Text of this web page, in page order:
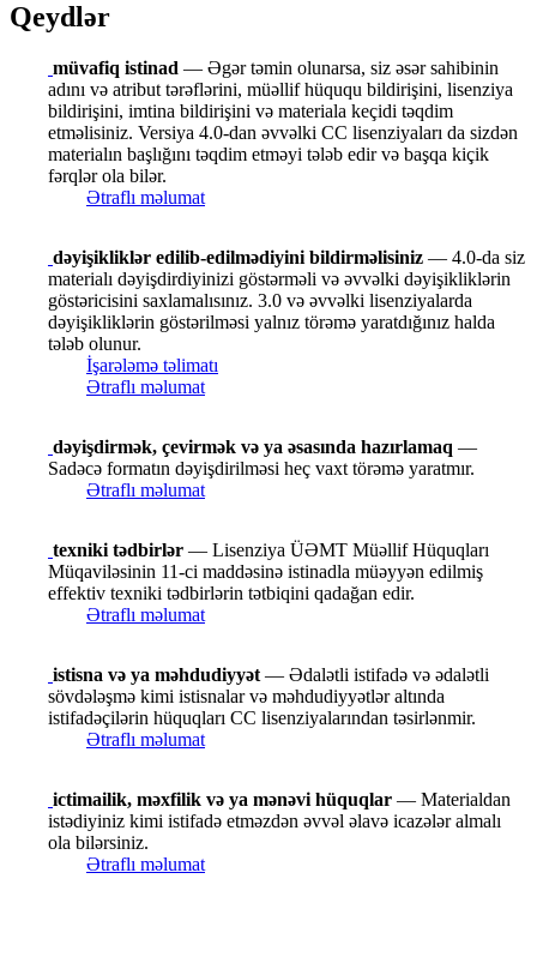
Qeydlər
müvafiq istinad — Əgər təmin olunarsa, siz əsər sahibinin
adını və atribut tərəflərini, müəllif hüququ bildirişini, lisenziya
bildirişini, imtina bildirişini və materiala keçidi təqdim
etməlisiniz. Versiya 4.0-dan əvvəlki CC lisenziyaları da sizdən
materialın başlığını təqdim etməyi tələb edir və başqa kiçik
fərqlər ola bilər.
Ətraflı məlumat
dəyişikliklər edilib-edilmədiyini bildirməlisiniz — 4.0-da siz
materialı dəyişdirdiyinizi göstərməli və əvvəlki dəyişikliklərin
göstəricisini saxlamalısınız. 3.0 və əvvəlki lisenziyalarda
dəyişikliklərin göstərilməsi yalnız törəmə yaratdığınız halda
tələb olunur.
İşarələmə təlimatı
Ətraflı məlumat
dəyişdirmək, çevirmək və ya əsasında hazırlamaq —
Sadəcə formatın dəyişdirilməsi heç vaxt törəmə yaratmır.
Ətraflı məlumat
texniki tədbirlər — Lisenziya ÜƏMT Müəllif Hüquqları
Müqaviləsinin 11-ci maddəsinə istinadla müəyyən edilmiş
effektiv texniki tədbirlərin tətbiqini qadağan edir.
Ətraflı məlumat
istisna və ya məhdudiyyət — Ədalətli istifadə və ədalətli
sövdələşmə kimi istisnalar və məhdudiyyətlər altında
istifadəçilərin hüquqları CC lisenziyalarından təsirlənmir.
Ətraflı məlumat
ictimailik, məxfilik və ya mənəvi hüquqlar — Materialdan
istədiyiniz kimi istifadə etməzdən əvvəl əlavə icazələr almalı
ola bilərsiniz.
Ətraflı məlumat